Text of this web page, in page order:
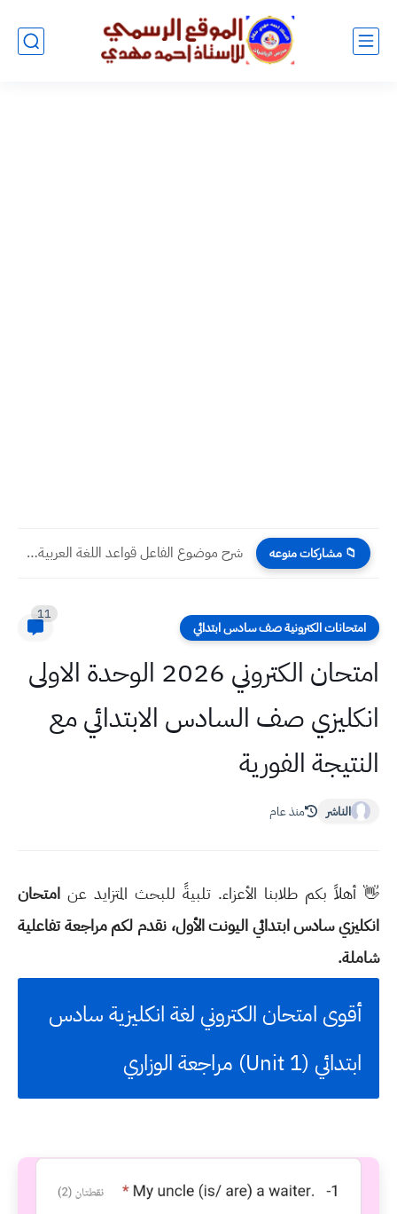
📁 مشاركات منوعه شرح موضوع الفاعل قواعد اللغة العربية صف السادس الابتدائي مع...
امتحانات الكترونية صف سادس ابتدائي
11
امتحان الكتروني 2026 الوحدة الاولى
انكليزي صف السادس الابتدائي مع
النتيجة الفورية
الناشر منذ عام
👋 أهلاً بكم طلابنا الأعزاء. تلبيةً للبحث المتزايد عن امتحان
انكليزي سادس ابتدائي اليونت الأول، نقدم لكم مراجعة تفاعلية
شاملة.
أقوى امتحان الكتروني لغة انكليزية سادس
ابتدائي (Unit 1) مراجعة الوزاري